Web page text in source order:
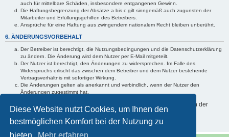
Diese Website nutzt Cookies, um Ihnen den
bestmöglichen Komfort bei der Nutzung zu
auch für mittelbare Schäden, insbesondere entgangenen Gewinn.
Die Haftungsbegrenzung der Absätze a bis c gilt sinngemäß auch zugunsten der
Mitarbeiter und Erfüllungsgehilfen des Betreibers.
Ansprüche für eine Haftung aus zwingendem nationalem Recht bleiben unberührt.
6. ÄNDERUNGSVORBEHALT
Der Betreiber ist berechtigt, die Nutzungsbedingungen und die Datenschutzerklärung
zu ändern. Die Änderung wird dem Nutzer per E-Mail mitgeteilt.
Der Nutzer ist berechtigt, den Änderungen zu widersprechen. Im Falle des
Widerspruchs erlischt das zwischen dem Betreiber und dem Nutzer bestehende
Vertragsverhältnis mit sofortiger Wirkung.
Die Änderungen gelten als anerkannt und verbindlich, wenn der Nutzer den
Änderungen zugestimmt hat.
Informationen über den Umgang mit Ihren persönlichen Daten sind in der
Datenschutzerklärung enthalten.